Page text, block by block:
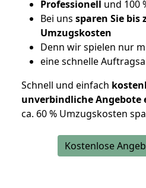
Professionell und 100
Bei uns sparen Sie bis
Umzugskosten
Denn wir spielen nur
eine schnelle
Schnell und einfach
unverbindliche Angebote
ca. 60 % Umzugskosten
Kostenlose